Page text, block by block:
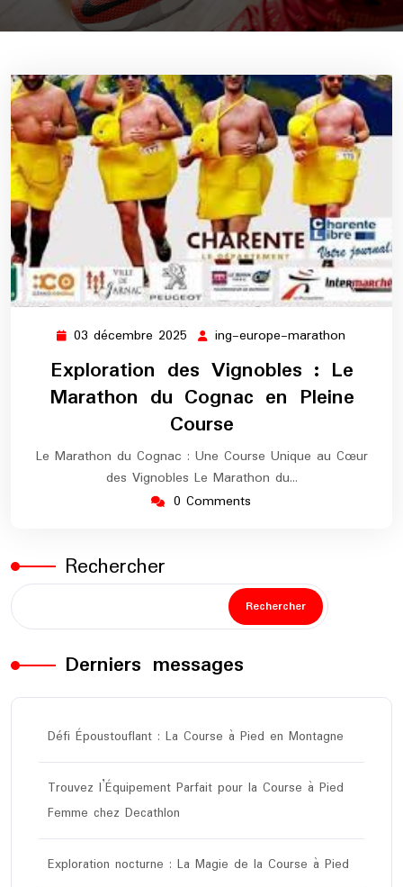
03 décembre 2025 03
décembre
2025
ing-europe-marathon
marathon
Exploration des Vignobles : Le
Marathon du Cognac en Pleine
Course
Le Marathon du Cognac : Une Course Unique au Cœur
des Vignobles Le Marathon du…
0 Comments
Rechercher
Rechercher
Derniers messages
Défi Époustouflant : La Course à Pied en Montagne
Trouvez l’Équipement Parfait pour la Course à Pied
Femme chez Decathlon
Exploration nocturne : La Magie de la Course à Pied